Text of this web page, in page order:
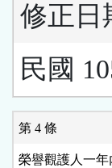
修正日
民國
第 4 條
榮譽觀護人一